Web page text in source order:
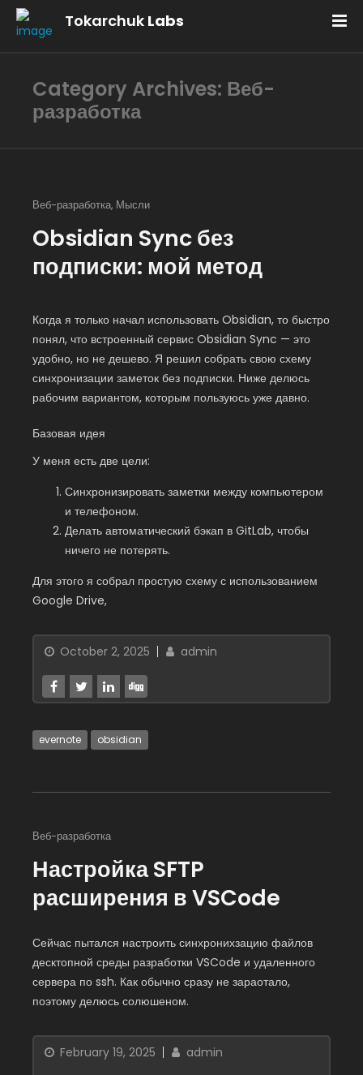
Tokarchuk Labs
Category Archives: Веб-
разработка
Веб-разработка, Мысли
Obsidian Sync без
подписки: мой метод
Когда я только начал использовать Obsidian, то быстро
понял, что встроенный сервис Obsidian Sync — это
удобно, но не дешево. Я решил собрать свою схему
синхронизации заметок без подписки. Ниже делюсь
рабочим вариантом, которым пользуюсь уже давно.
Базовая идея
У меня есть две цели:
Синхронизировать заметки между компьютером
и телефоном.
Делать автоматический бэкап в GitLab, чтобы
ничего не потерять.
Для этого я собрал простую схему с использованием
Google Drive,
October 2, 2025 admin
evernote obsidian
Веб-разработка
Настройка SFTP
расширения в VSCode
Сейчас пытался настроить синхронихзацию файлов
десктопной среды разработки VSCode и удаленного
сервера по ssh. Как обычно сразу не зараотало,
поэтому делюсь солюшеном.
February 19, 2025 admin